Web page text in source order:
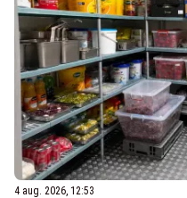
4 aug. 2026, 12:53